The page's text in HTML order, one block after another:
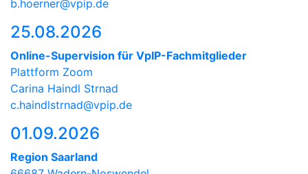
b.hoerner@vpip.de
25.08.2026
Online-Supervision für VpIP-Fachmitglieder
Plattform Zoom
Carina Haindl Strnad
c.haindlstrnad@vpip.de
01.09.2026
Region Saarland